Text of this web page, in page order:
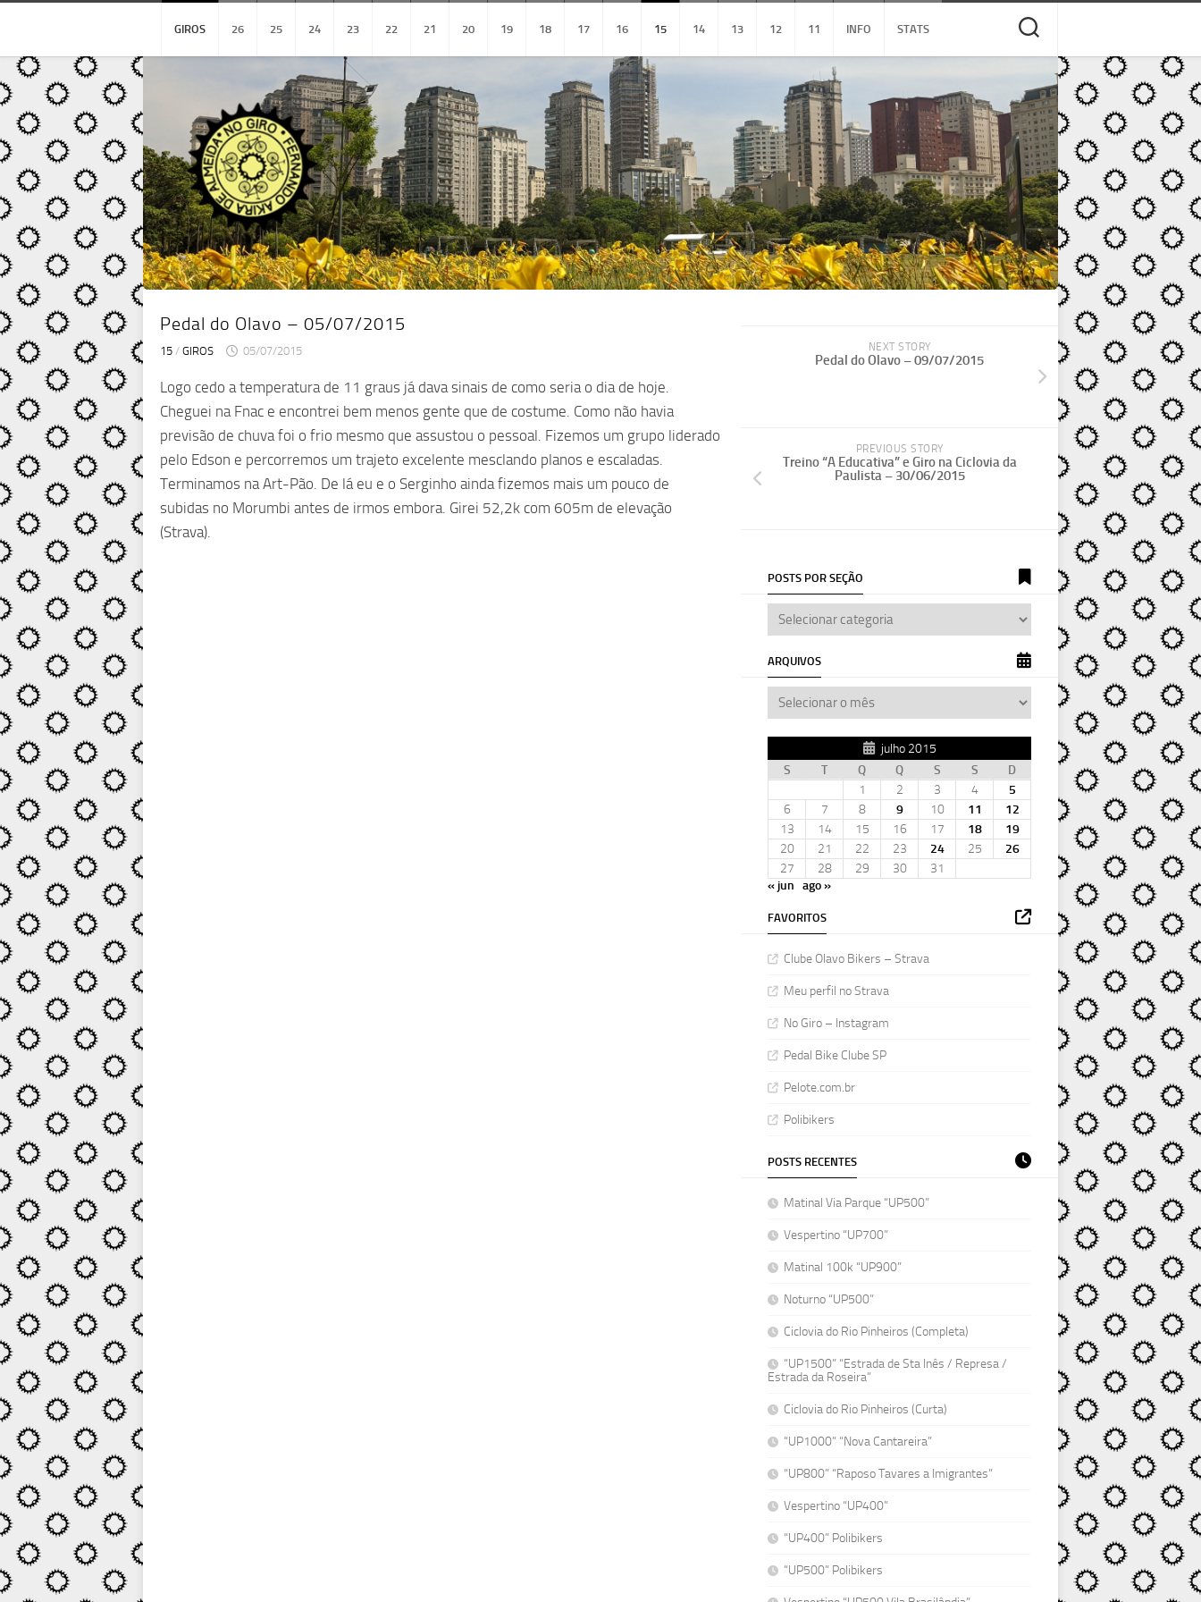
Skip
GIROS 26 25 24 23 22 21 20 19 18 17 16 15 14 13 12 11 INFO STATS
Pedal do Olavo – 05/07/2015
15 / GIROS 05/07/2015
Logo cedo a temperatura de 11 graus já dava sinais de como seria o dia de hoje.
Cheguei na Fnac e encontrei bem menos gente que de costume. Como não havia
previsão de chuva foi o frio mesmo que assustou o pessoal. Fizemos um grupo liderado
pelo Edson e percorremos um trajeto excelente mesclando planos e escaladas.
Terminamos na Art-Pão. De lá eu e o Serginho ainda fizemos mais um pouco de
subidas no Morumbi antes de irmos embora. Girei 52,2k com 605m de elevação
(Strava).
NEXT STORY
Pedal do Olavo – 09/07/2015
PREVIOUS STORY
Treino “A Educativa” e Giro na Ciclovia da
Paulista – 30/06/2015
POSTS POR SEÇÃO
ARQUIVOS
julho 2015
S
T Q Q S S
D
1
2 3 4
5
6
7 8 9 10 11
12
13
14 15 16 17 18
19
20
21 22 23 24 25
26
27
28 29 30
31
« jun ago »
FAVORITOS
Clube Olavo Bikers – Strava
Meu perfil no Strava
No Giro – Instagram
Pedal Bike Clube SP
Pelote.com.br
Polibikers
POSTS RECENTES
Matinal Via Parque “UP500”
Vespertino “UP700”
Matinal 100k “UP900”
Noturno “UP500”
Ciclovia do Rio Pinheiros (Completa)
“UP1500” “Estrada de Sta Inês / Represa /
Estrada da Roseira”
Ciclovia do Rio Pinheiros (Curta)
“UP1000” “Nova Cantareira”
“UP800” “Raposo Tavares a Imigrantes”
Vespertino “UP400”
“UP400” Polibikers
“UP500” Polibikers